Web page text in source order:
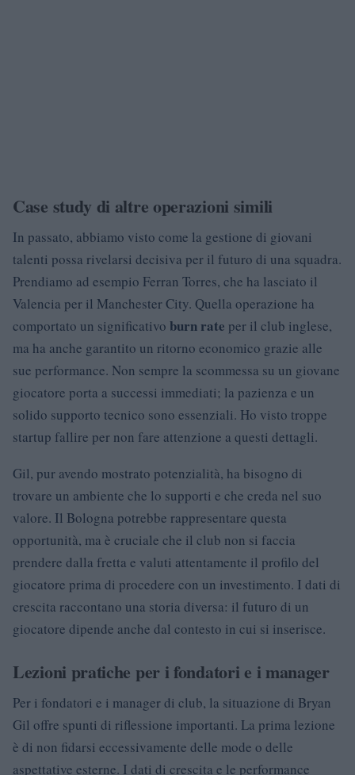
Case study di altre operazioni simili
In passato, abbiamo visto come la gestione di giovani
talenti possa rivelarsi decisiva per il futuro di una squadra.
Prendiamo ad esempio Ferran Torres, che ha lasciato il
Valencia per il Manchester City. Quella operazione ha
comportato un significativo burn rate per il club inglese,
ma ha anche garantito un ritorno economico grazie alle
sue performance. Non sempre la scommessa su un giovane
giocatore porta a successi immediati; la pazienza e un
solido supporto tecnico sono essenziali. Ho visto troppe
startup fallire per non fare attenzione a questi dettagli.
Gil, pur avendo mostrato potenzialità, ha bisogno di
trovare un ambiente che lo supporti e che creda nel suo
valore. Il Bologna potrebbe rappresentare questa
opportunità, ma è cruciale che il club non si faccia
prendere dalla fretta e valuti attentamente il profilo del
giocatore prima di procedere con un investimento. I dati di
crescita raccontano una storia diversa: il futuro di un
giocatore dipende anche dal contesto in cui si inserisce.
Lezioni pratiche per i fondatori e i manager
Per i fondatori e i manager di club, la situazione di Bryan
Gil offre spunti di riflessione importanti. La prima lezione
è di non fidarsi eccessivamente delle mode o delle
aspettative esterne. I dati di crescita e le performance